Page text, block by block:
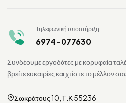
Τηλεφωνική υποστήριξη
6974-077630
Συνδέουμε εργοδότες με κορυφαία
βρείτε ευκαιρίες και χτίστε το μέλλον
Σωκράτους 10, Τ.Κ 55236